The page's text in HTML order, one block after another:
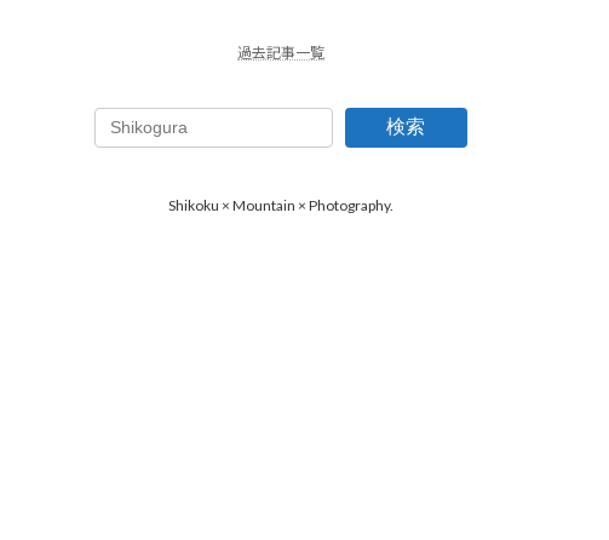
過去記事一覧
検索
Shikoku × Mountain × Photography.